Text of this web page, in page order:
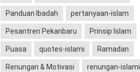
Panduan Ibadah pertanyaan-islam
Pesantren Pekanbaru Prinsip Islam
Puasa quotes-islami Ramadan
Renungan & Motivasi renungan-islami